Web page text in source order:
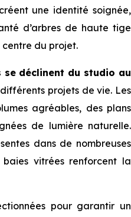
une identité soignée,
d’arbres de haute tige
du projet.
se déclinent du studio au
projets de vie. Les
agréables, des plans
de lumière naturelle.
dans de nombreuses
vitrées renforcent la
pour garantir un